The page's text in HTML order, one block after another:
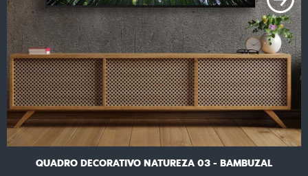
QUADRO DECORATIVO NATUREZA 03 - BAMBUZAL